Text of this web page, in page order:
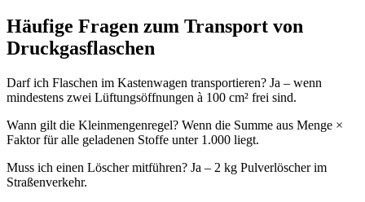
Häufige Fragen zum Transport von
Druckgasflaschen
Darf ich Flaschen im Kastenwagen transportieren? Ja – wenn
mindestens zwei Lüftungsöffnungen à 100 cm² frei sind.
Wann gilt die Kleinmengenregel? Wenn die Summe aus Menge ×
Faktor für alle geladenen Stoffe unter 1.000 liegt.
Muss ich einen Löscher mitführen? Ja – 2 kg Pulverlöscher im
Straßenverkehr.